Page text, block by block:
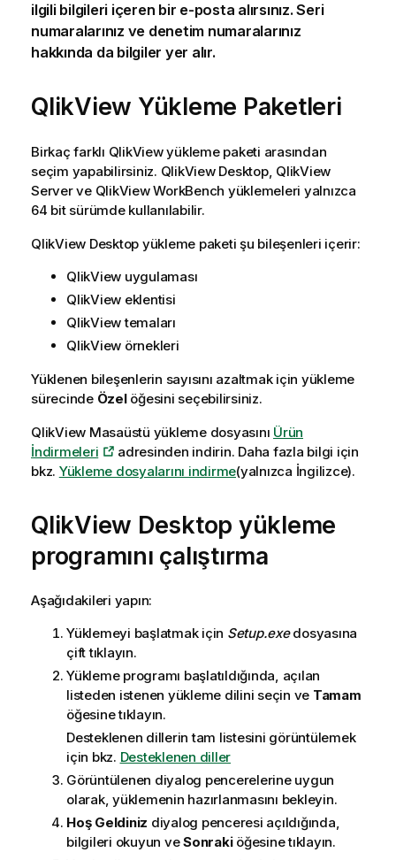
ilgili bilgileri içeren bir e-posta alırsınız. Seri
numaralarınız ve denetim numaralarınız
hakkında da bilgiler yer alır.
QlikView Yükleme Paketleri
Birkaç farklı QlikViewyükleme paketi arasından
seçim yapabilirsiniz. QlikViewDesktop, QlikView
Server ve QlikViewWorkBench yüklemeleri yalnızca
64 bit sürümde kullanılabilir.
QlikView Desktop yükleme paketi şu bileşenleri içerir:
QlikView uygulaması
QlikView eklentisi
QlikViewtemaları
QlikView örnekleri
Yüklenen bileşenlerin sayısını azaltmak için yükleme
sürecinde Özel öğesini seçebilirsiniz.
QlikView Masaüstü yükleme dosyasını Ürün
İndirmeleri
adresinden indirin. Daha fazla bilgi için
bkz. Yükleme dosyalarını indirme(yalnızca İngilizce).
QlikView Desktop yükleme
programını çalıştırma
Aşağıdakileri yapın:
Yüklemeyi başlatmak için Setup.exedosyasına
çift tıklayın.
Yükleme programı başlatıldığında, açılan
listeden istenen yükleme dilini seçin ve Tamam
öğesine tıklayın.
Desteklenen dillerin tam listesini görüntülemek
için bkz. Desteklenen diller
Görüntülenen diyalog pencerelerine uygun
olarak, yüklemenin hazırlanmasını bekleyin.
Hoş Geldiniz diyalog penceresi açıldığında,
bilgileri okuyun veSonrakiöğesine tıklayın.